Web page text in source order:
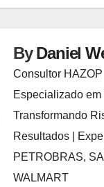
ByDaniel
Consultor HAZOP
Especializado em
Transformando
Resultados |
PETROBRAS,
WALMART